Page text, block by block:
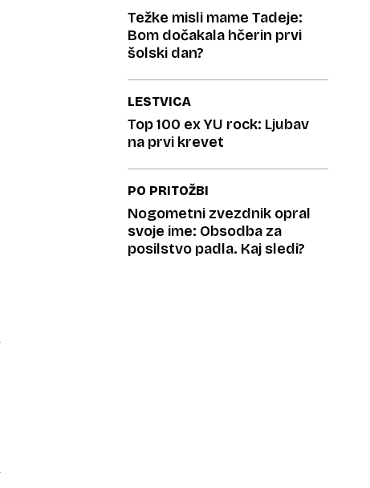
Težke misli mame Tadeje:
Bom dočakala hčerin prvi
šolski dan?
LESTVICA
Top 100 ex YU rock: Ljubav
na prvi krevet
PO PRITOŽBI
Nogometni zvezdnik opral
svoje ime: Obsodba za
posilstvo padla. Kaj sledi?